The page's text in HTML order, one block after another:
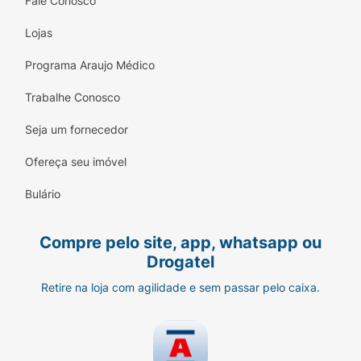
WHITENING EXTREME por 60 segundos. NÃO
PRÓXIMOS 30 MINUTOS.
Composição
LISTERINE possui fórmula clinicamente
antibacteriano. O peróxido de hidrogênio que
branqueia os dentes. E o Flúor que previne cáries
e fortalece esmalte.
Água, Álcool (8%), Peróxido de Hidrogênio,
Lojas
Programa Araujo Médico
Trabalhe Conosco
Seja um fornecedor
Ofereça seu imóvel
Bulário
Compre pelo site, app, whatsapp ou
Drogatel
Retire na loja com agilidade e sem passar pelo caixa.